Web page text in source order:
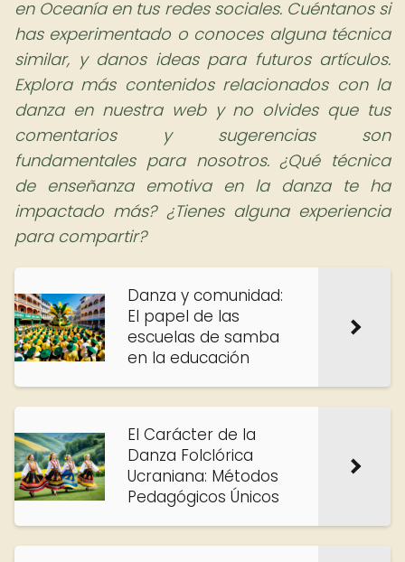
en Oceanía en tus redes sociales. Cuéntanos si
has experimentado o conoces alguna técnica
similar, y danos ideas para futuros artículos.
Explora más contenidos relacionados con la
danza en nuestra web y no olvides que tus
comentarios y sugerencias son
fundamentales para nosotros.¿Qué técnica
de enseñanza emotiva en la danza te ha
impactado más? ¿Tienes alguna experiencia
para compartir?
Danza y comunidad:
El papel de las
escuelas de samba
en la educación
El Carácter de la
Danza Folclórica
Ucraniana: Métodos
Pedagógicos Únicos